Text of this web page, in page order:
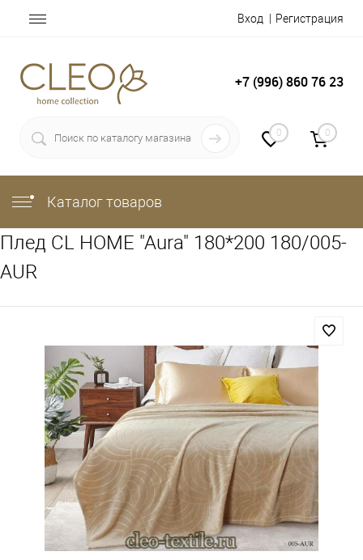
Вход Регистрация
+7 (996) 860 76 23
0 0
Каталог товаров
Плед CL HOME "Aura" 180*200 180/005-
AUR